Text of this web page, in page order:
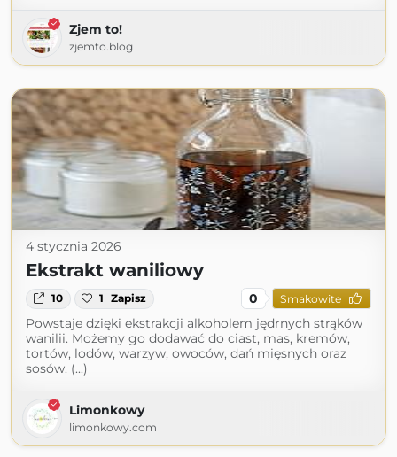
Zjem to!
zjemto.blog
4 stycznia 2026
Ekstrakt waniliowy
10 1 Zapisz 0 Smakowite
Powstaje dzięki ekstrakcji alkoholem jędrnych strąków
wanilii. Możemy go dodawać do ciast, mas, kremów,
tortów, lodów, warzyw, owoców, dań mięsnych oraz
sosów. (...)
Limonkowy
limonkowy.com